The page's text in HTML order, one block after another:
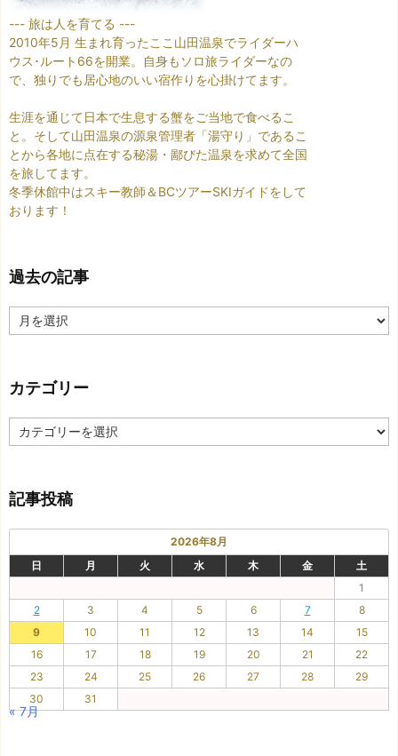
--- 旅は人を育てる ---
2010年5月 生まれ育ったここ山田温泉でライダーハ
ウス･ルート66を開業。自身もソロ旅ライダーなの
で、独りでも居心地のいい宿作りを心掛けてます。
生涯を通じて日本で生息する蟹をご当地で食べるこ
と。そして山田温泉の源泉管理者「湯守り」であるこ
とから各地に点在する秘湯・鄙びた温泉を求めて全国
を旅してます。
冬季休館中はスキー教師＆BCツアーSKIガイドをして
おります！
過去の記事
去
事
カテゴリー
カ
テ
ー
記事投稿
2026年8月
日
月 火 水 木 金
土
1
2
3 4 5 6 7
8
9
10 11 12 13 14
15
16
17 18 19 20 21
22
23
24 25 26 27 28
29
30
31
« 7月